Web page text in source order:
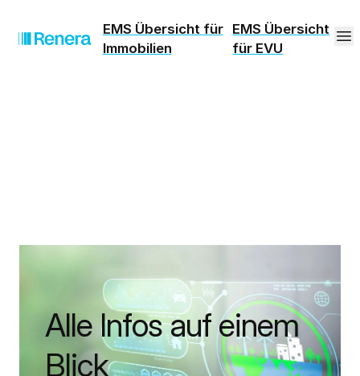
EMS Übersicht für
Immobilien
EMS Übersicht
für EVU
Alle Infos auf einem
Blick